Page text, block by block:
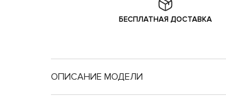
БЕСПЛАТНАЯ ДОСТАВКА
ОПИСАНИЕ МОДЕЛИ